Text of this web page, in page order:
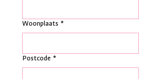
Woonplaats *
Postcode *